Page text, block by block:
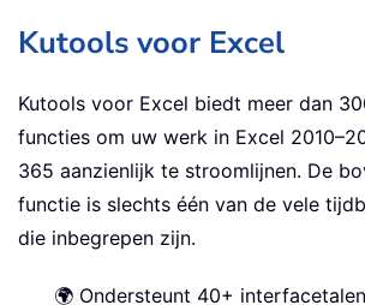
Kutools voor Excel
Kutools voor Excel biedt meer dan
functies om uw werk in Excel
365 aanzienlijk te stroomlijnen. De
functie is slechts één van de vele
die inbegrepen zijn.
🌍 Ondersteunt 40+ interfacetalen